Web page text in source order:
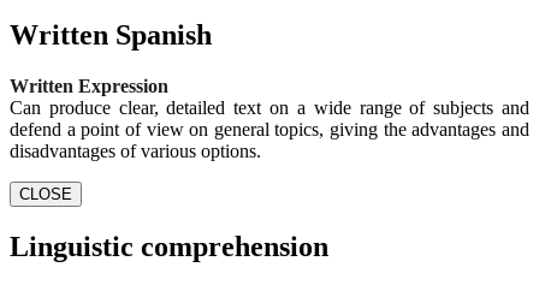
Written Spanish
Written Expression
Can produce clear, detailed text on a wide range of subjects and
defend a point of view on general topics, giving the advantages and
disadvantages of various options.
CLOSE
Linguistic comprehension